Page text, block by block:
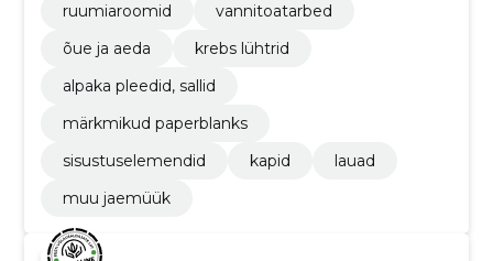
ruumiaroomid
vannitoatarbed
õue ja aeda
krebs lühtrid
alpaka pleedid, sallid
märkmikud paperblanks
sisustuselemendid
kapid
lauad
muu jaemüük